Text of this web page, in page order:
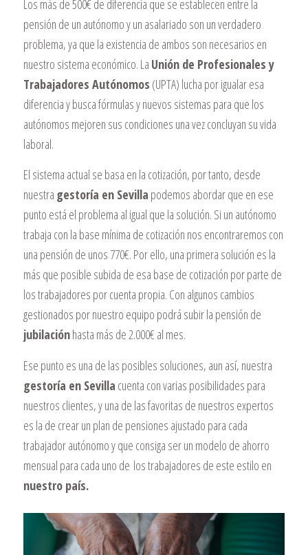
Los más de 500€ de diferencia que se establecen entre la
pensión de un autónomo y un asalariado son un verdadero
problema, ya que la existencia de ambos son necesarios en
nuestro sistema económico. La Unión de Profesionales y
Trabajadores Autónomos (UPTA) lucha por igualar esa
diferencia y busca fórmulas y nuevos sistemas para que los
autónomos mejoren sus condiciones una vez concluyan su vida
laboral.
El sistema actual se basa en la cotización, por tanto, desde
nuestra gestoría en Sevilla podemos abordar que en ese
punto está el problema al igual que la solución. Si un autónomo
trabaja con la base mínima de cotización nos encontraremos con
una pensión de unos 770€. Por ello, una primera solución es la
más que posible subida de esa base de cotización por parte de
los trabajadores por cuenta propia. Con algunos cambios
gestionados por nuestro equipo podrá subir la pensión de
jubilaciónhasta más de 2.000€ al mes.
Ese punto es una de las posibles soluciones, aun así, nuestra
gestoría en Sevilla cuenta con varias posibilidades para
nuestros clientes, y una de las favoritas de nuestros expertos
es la de crear un plan de pensiones ajustado para cada
trabajador autónomo y que consiga ser un modelo de ahorro
mensual para cada uno de los trabajadores de este estilo en
nuestro país.